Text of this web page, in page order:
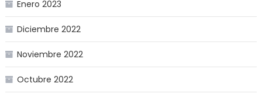
Enero 2023
Diciembre 2022
Noviembre 2022
Octubre 2022